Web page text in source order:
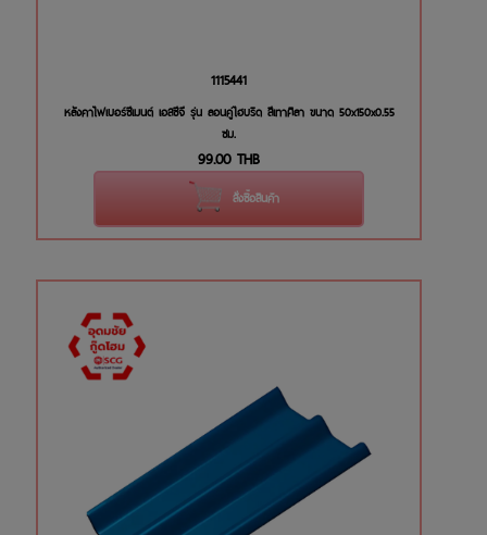
1115441
หลังคาไฟเบอร์ซีเมนต์ เอสซีจี รุ่น ลอนคู่ไฮบริด สีเทาศิลา ขนาด 50x150x0.55
ซม.
99.00 THB
สั่งซื้อสินค้า